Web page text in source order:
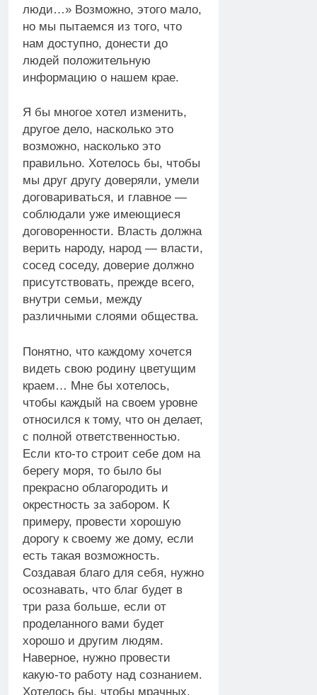
люди…» Возможно, этого мало,
но мы пытаемся из того, что
нам доступно, донести до
людей положительную
информацию о нашем крае.
Я бы многое хотел изменить,
другое дело, насколько это
возможно, насколько это
правильно. Хотелось бы, чтобы
мы друг другу доверяли, умели
договариваться, и главное —
соблюдали уже имеющиеся
договоренности. Власть должна
верить народу, народ — власти,
сосед соседу, доверие должно
присутствовать, прежде всего,
внутри семьи, между
различными слоями общества.
Понятно, что каждому хочется
видеть свою родину цветущим
краем… Мне бы хотелось,
чтобы каждый на своем уровне
относился к тому, что он делает,
с полной ответственностью.
Если кто-то строит себе дом на
берегу моря, то было бы
прекрасно облагородить и
окрестность за забором. К
примеру, провести хорошую
дорогу к своему же дому, если
есть такая возможность.
Создавая благо для себя, нужно
осознавать, что благ будет в
три раза больше, если от
проделанного вами будет
хорошо и другим людям.
Наверное, нужно провести
какую-то работу над сознанием.
Хотелось бы, чтобы мрачных,